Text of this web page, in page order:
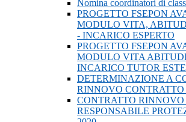
Nomina coordinatori di
PROGETTO FSEPON
MODULO VITA,
- INCARICO ESPERTO
PROGETTO FSEPON
MODULO VITA
INCARICO TUTOR
DETERMINAZIONE A
RINNOVO CONTRATTO
CONTRATTO RINNOVO
RESPONSABILE